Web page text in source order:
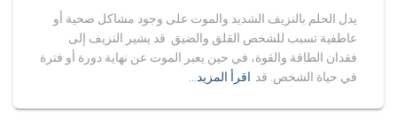
يدل الحلم بالنزيف الشديد والموت على وجود مشاكل صحية أو
عاطفية تسبب للشخص القلق والضيق. قد يشير النزيف إلى
فقدان الطاقة والقوة، في حين يعبر الموت عن نهاية دورة أو فترة
في حياة الشخص. قد اقرأ المزيد…